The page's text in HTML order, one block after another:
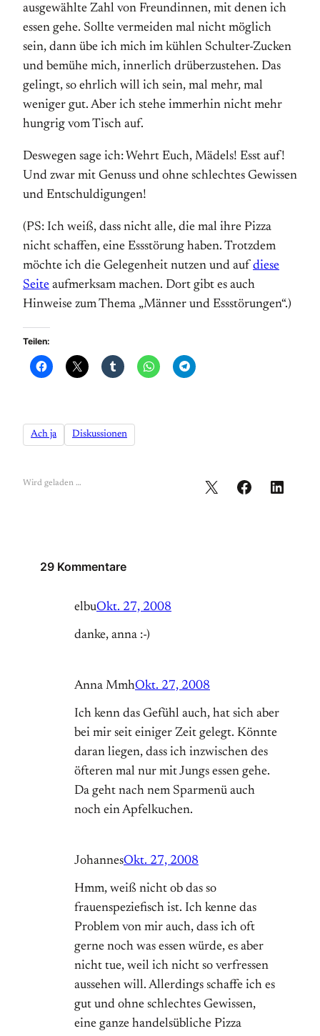
ausgewählte Zahl von Freundinnen, mit denen ich
essen gehe. Sollte vermeiden mal nicht möglich
sein, dann übe ich mich im kühlen Schulter-Zucken
und bemühe mich, innerlich drüberzustehen. Das
gelingt, so ehrlich will ich sein, mal mehr, mal
weniger gut. Aber ich stehe immerhin nicht mehr
hungrig vom Tisch auf.
Deswegen sage ich: Wehrt Euch, Mädels! Esst auf!
Und zwar mit Genuss und ohne schlechtes Gewissen
und Entschuldigungen!
(PS: Ich weiß, dass nicht alle, die mal ihre Pizza
nicht schaffen, eine Essstörung haben. Trotzdem
möchte ich die Gelegenheit nutzen und auf diese
Seite aufmerksam machen. Dort gibt es auch
Hinweise zum Thema „Männer und Essstörungen“.)
Teilen:
Ach ja Diskussionen
Wird geladen …
29 Kommentare
elbuOkt. 27, 2008
danke, anna :-)
Anna MmhOkt. 27, 2008
Ich kenn das Gefühl auch, hat sich aber
bei mir seit einiger Zeit gelegt. Könnte
daran liegen, dass ich inzwischen des
öfteren mal nur mit Jungs essen gehe.
Da geht nach nem Sparmenü auch
noch ein Apfelkuchen.
JohannesOkt. 27, 2008
Hmm, weiß nicht ob das so
frauenspeziefisch ist. Ich kenne das
Problem von mir auch, dass ich oft
gerne noch was essen würde, es aber
nicht tue, weil ich nicht so verfressen
aussehen will. Allerdings schaffe ich es
gut und ohne schlechtes Gewissen,
eine ganze handelsübliche Pizza